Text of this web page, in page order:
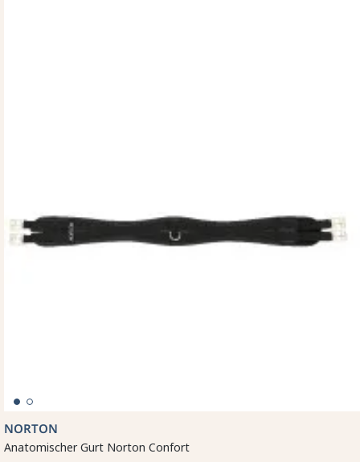
NORTON
Anatomischer Gurt Norton Confort